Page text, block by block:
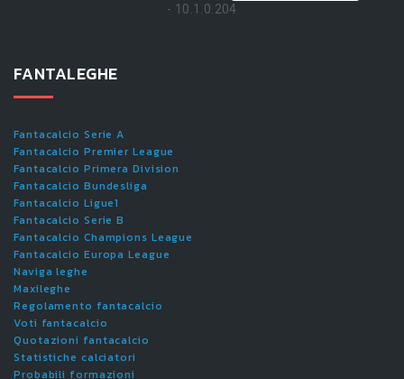
- 10.1.0.204
FANTALEGHE
Fantacalcio Serie A
Fantacalcio Premier League
Fantacalcio Primera Division
Fantacalcio Bundesliga
Fantacalcio Ligue1
Fantacalcio Serie B
Fantacalcio Champions League
Fantacalcio Europa League
Naviga leghe
Maxileghe
Regolamento fantacalcio
Voti fantacalcio
Quotazioni fantacalcio
Statistiche calciatori
Probabili formazioni